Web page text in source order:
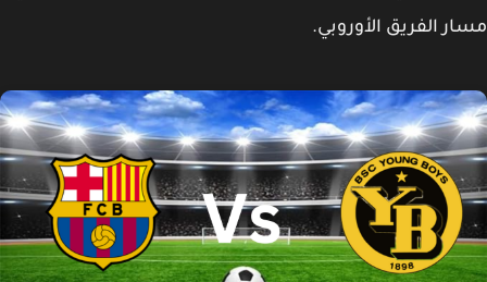
الفريق الأوروبي.